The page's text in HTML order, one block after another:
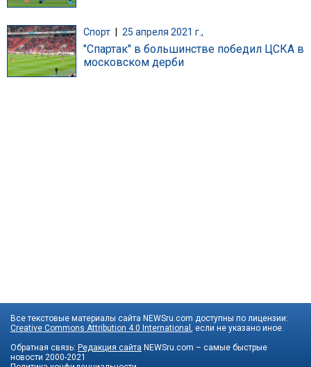
Спорт 25 апреля 2021 г.,
"Спартак" в большинстве победил ЦСКА в
московском дерби
Все текстовые материалы сайта NEWSru.com доступны по лицензии:
Creative Commons Attribution 4.0 International , если не указано иное.
Обратная связь: Редакция сайта NEWSru.com – самые быстрые
новости 2000-2021